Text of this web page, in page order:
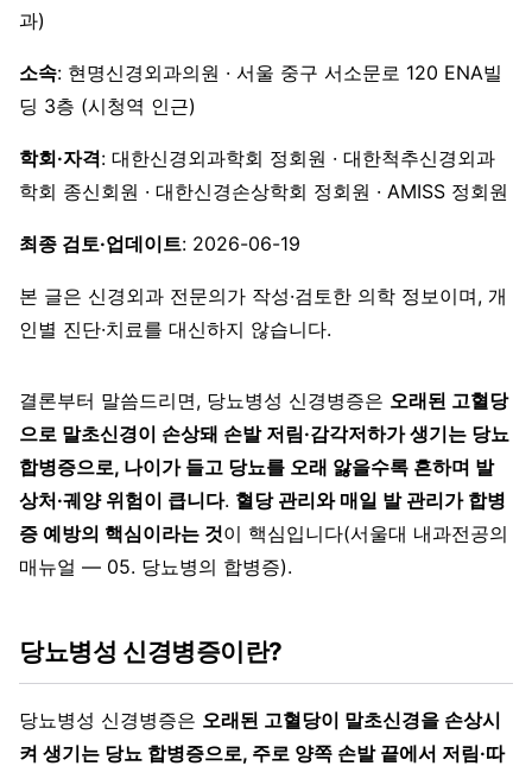
과)
소속: 현명신경외과의원 · 서울 중구 서소문로 120 ENA빌
딩 3층 (시청역 인근)
학회·자격: 대한신경외과학회 정회원 · 대한척추신경외과
학회 종신회원 · 대한신경손상학회 정회원 · AMISS 정회원
최종 검토·업데이트: 2026-06-19
본 글은 신경외과 전문의가 작성·검토한 의학 정보이며, 개
인별 진단·치료를 대신하지 않습니다.
결론부터 말씀드리면, 당뇨병성 신경병증은 오래된 고혈당
으로 말초신경이 손상돼 손발 저림·감각저하가 생기는 당뇨
합병증으로, 나이가 들고 당뇨를 오래 앓을수록 흔하며 발
상처·궤양 위험이 큽니다. 혈당 관리와 매일 발 관리가 합병
증 예방의 핵심이라는 것이 핵심입니다(서울대 내과전공의
매뉴얼 — 05. 당뇨병의 합병증).
당뇨병성 신경병증이란?
당뇨병성 신경병증은 오래된 고혈당이 말초신경을 손상시
켜 생기는 당뇨 합병증으로, 주로 양쪽 손발 끝에서 저림·따